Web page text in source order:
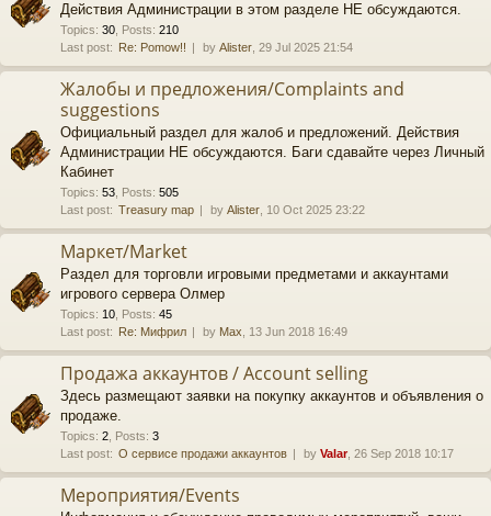
Действия Администрации в этом разделе НЕ обсуждаются.
Topics: 30 Posts: 210
Last post: Re: Pomow!! by Alister , 29 Jul 2025 21:54
Жалобы и предложения/Complaints and
suggestions
Официальный раздел для жалоб и предложений. Действия
Администрации НЕ обсуждаются. Баги сдавайте через Личный
Кабинет
Topics: 53 Posts: 505
Last post: Treasury map by Alister , 10 Oct 2025 23:22
Маркет/Market
Раздел для торговли игровыми предметами и аккаунтами
игрового сервера Олмер
Topics: 10 Posts: 45
Last post: Re: Мифрил by Max , 13 Jun 2018 16:49
Продажа аккаунтов / Account selling
Здесь размещают заявки на покупку аккаунтов и объявления о
продаже.
Topics: 2 Posts: 3
Last post: О сервисе продажи аккаунтов by Valar, 26 Sep 2018 10:17
Мероприятия/Events